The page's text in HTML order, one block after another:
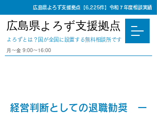
広島県よろず支援拠点【6,225件】令和７年度相談実績
広島県よろず支援拠点
​よろずとは？国が全国に設置する無料相談所です
⽉〜⾦ 9:00〜16:00
経営判断としての退職勧奨 ー